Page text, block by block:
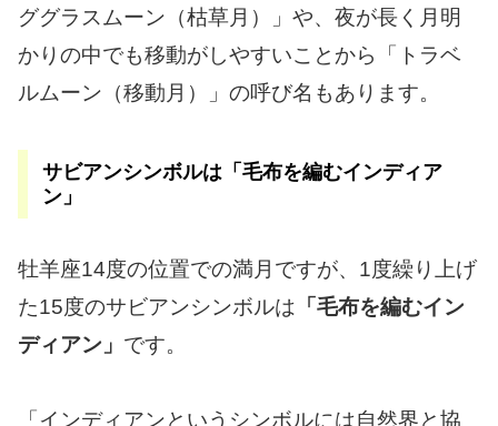
ググラスムーン（枯草月）」や、夜が長く月明
かりの中でも移動がしやすいことから「トラベ
ルムーン（移動月）」の呼び名もあります。
サビアンシンボルは「毛布を編むインディア
ン」
牡羊座14度の位置での満月ですが、1度繰り上げ
た15度のサビアンシンボルは 「毛布を編むイン
ディアン」 です。
「インディアンというシンボルには自然界と協